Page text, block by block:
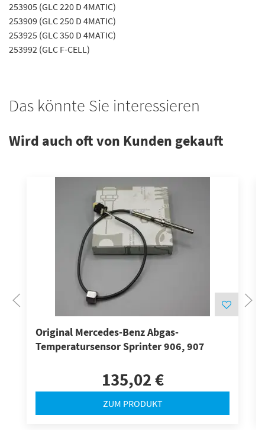
253905 (GLC 220 D 4MATIC)
253909 (GLC 250 D 4MATIC)
253925 (GLC 350 D 4MATIC)
253992 (GLC F-CELL)
Das könnte Sie interessieren
Wird auch oft von Kunden gekauft
Original Mercedes-Benz Abgas-
Temperatursensor Sprinter 906, 907
135,02 €
ZUM PRODUKT